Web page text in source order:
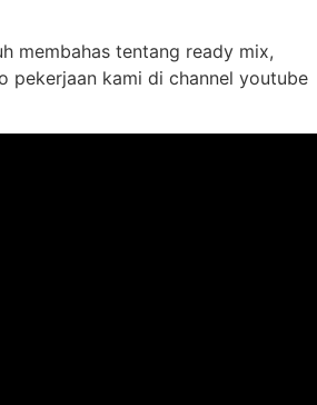
membahas tentang ready mix,
pekerjaan kami di channel youtube